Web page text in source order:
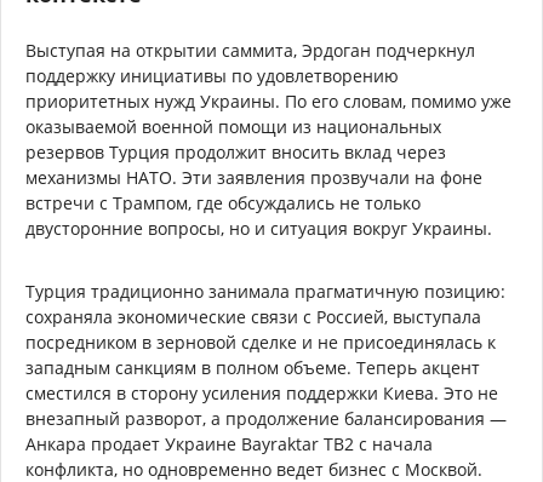
Выступая на открытии саммита, Эрдоган подчеркнул
поддержку инициативы по удовлетворению
приоритетных нужд Украины. По его словам, помимо уже
оказываемой военной помощи из национальных
резервов Турция продолжит вносить вклад через
механизмы НАТО. Эти заявления прозвучали на фоне
встречи с Трампом, где обсуждались не только
двусторонние вопросы, но и ситуация вокруг Украины.
Турция традиционно занимала прагматичную позицию:
сохраняла экономические связи с Россией, выступала
посредником в зерновой сделке и не присоединялась к
западным санкциям в полном объеме. Теперь акцент
сместился в сторону усиления поддержки Киева. Это не
внезапный разворот, а продолжение балансирования —
Анкара продает Украине Bayraktar TB2 с начала
конфликта, но одновременно ведет бизнес с Москвой.